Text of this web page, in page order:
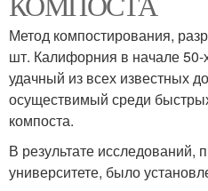
Метод компостирования,
шт. Калифорния в начале 50-
удачный из всех известных
осуществимый среди
компоста.
В результате исследований,
университете, было